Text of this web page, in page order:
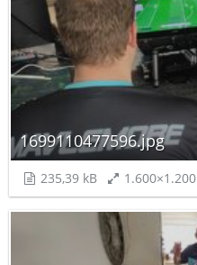
1699110477596.jpg
235,39 kB 1.600×1.200